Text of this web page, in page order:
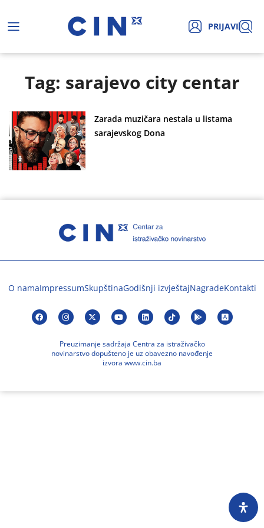
PRIJAVI
Tag: sarajevo city centar
Zarada muzičara nestala u listama
sarajevskog Dona
O namaImpressumSkupštinaGodišnji izvještajNagradeKontakti
Preuzimanje sadržaja Centra za istraživačko
novinarstvo dopušteno je uz obavezno navođenje
izvora www.cin.ba